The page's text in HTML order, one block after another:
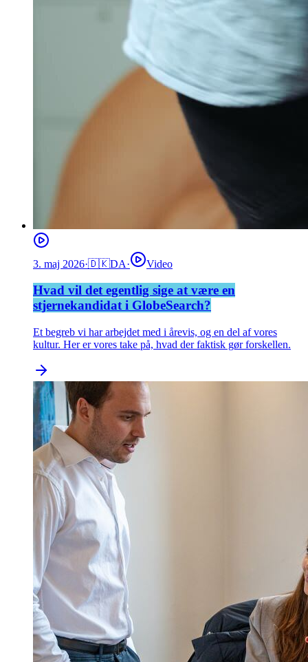
3. maj 2026·🇩🇰DA· Video
Hvad vil det egentlig sige at være en
stjernekandidat i GlobeSearch?
Et begreb vi har arbejdet med i årevis, og en del af vores
kultur. Her er vores take på, hvad der faktisk gør forskellen.